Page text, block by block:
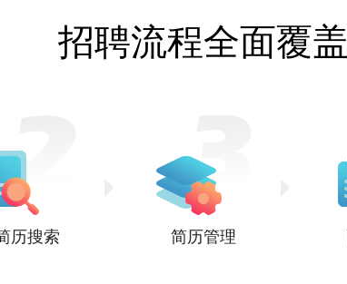
招聘流程全面覆盖
历搜索 简历管理